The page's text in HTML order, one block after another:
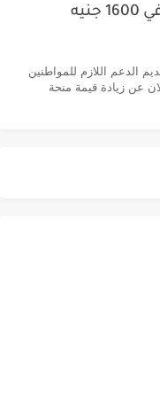
وزارة التموين تعلن عن دعم إضافي 1600 جنيه
الدعم اللازم للمواطنين
عن زيادة قيمة منحة